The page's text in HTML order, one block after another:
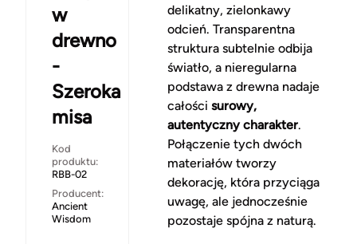
w
drewno
-
Szeroka
misa
Kod
produktu:
RBB-02
Producent:
Ancient
Wisdom
delikatny, zielonkawy
odcień. Transparentna
struktura subtelnie odbija
światło, a nieregularna
podstawa z drewna nadaje
całości surowy,
autentyczny charakter.
Połączenie tych dwóch
materiałów tworzy
dekorację, która przyciąga
uwagę, ale jednocześnie
pozostaje spójna z naturą.